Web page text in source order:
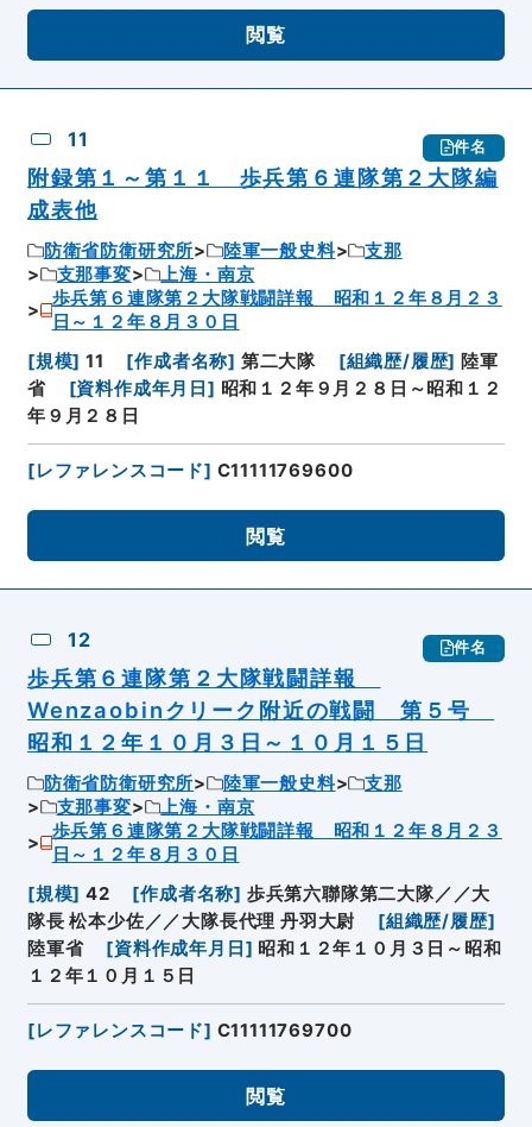
閲覧
11 件名
附録第１～第１１ 歩兵第６連隊第２大隊編
成表他
防衛省防衛研究所 陸軍一般史料
支那
支那事変
上海・南京
歩兵第６連隊第２大隊戦闘詳報 昭和１２年８月２３
日～１２年８月３０日
[規模] 11 [作成者名称] 第二大隊 [組織歴/履歴] 陸軍
省
[資料作成年月日 ] 昭和１２年９月２８日～昭和１２
年９月２８日
[レファレンスコード] C11111769600
閲覧
12 件名
歩兵第６連隊第２大隊戦闘詳報
Wenzaobinクリーク附近の戦闘 第５号
昭和１２年１０月３日～１０月１５日
防衛省防衛研究所 陸軍一般史料
支那
支那事変
上海・南京
歩兵第６連隊第２大隊戦闘詳報 昭和１２年８月２３
日～１２年８月３０日
[規模] 42 [作成者名称] 歩兵第六聯隊第二大隊／／大
隊長 松本少佐／／大隊長代理 丹羽大尉
[組織歴/履歴]
陸軍省
[資料作成年月日 ] 昭和１２年１０月３日～昭和
１２年１０月１５日
[レファレンスコード] C11111769700
閲覧